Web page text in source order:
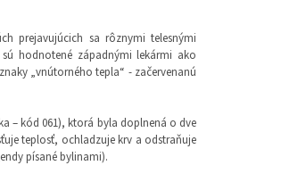
prejavujúcich sa rôznymi telesnými
hodnotené západnými lekármi ako
„vnútorného tepla“ - začervenanú
– kód 061), ktorá byla doplnená o dve
teplosť, ochladzuje krv a odstraňuje
písané bylinami).